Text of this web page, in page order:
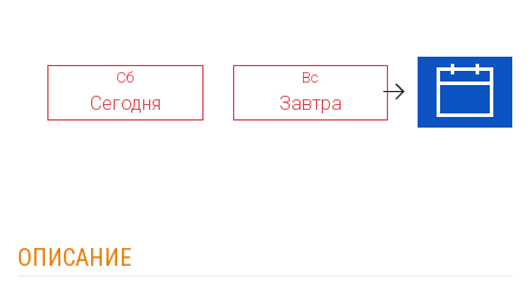
Сб
Сегодня
Вс
Завтра
Пн
ОПИСАНИЕ